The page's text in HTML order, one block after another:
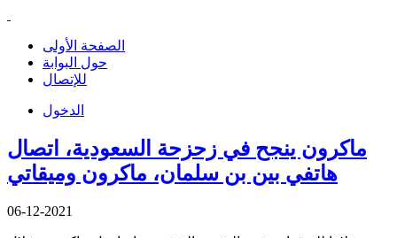
الصفحة الأولى
حول البوابة
للإتصال
الدخول
ماكرون ينجح في زحزحة السعودية، اتصال
هاتفي بين بن سلمان، ماكرون وميقاتي
06-12-2021